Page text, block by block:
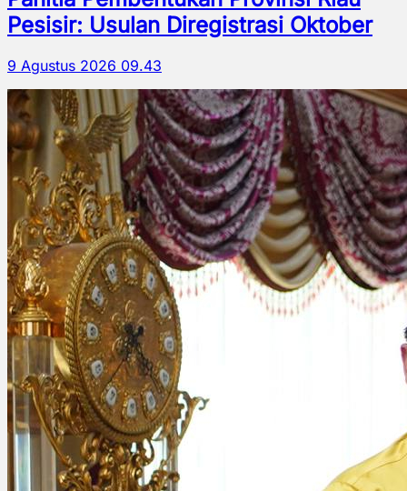
Pesisir: Usulan Diregistrasi Oktober
9 Agustus 2026 09.43